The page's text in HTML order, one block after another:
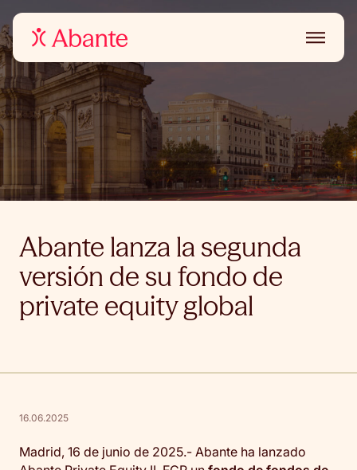
Abante lanza la segunda
versión de su fondo de
private equity global
16.06.2025
Madrid, 16 de junio de 2025.- Abante ha lanzado